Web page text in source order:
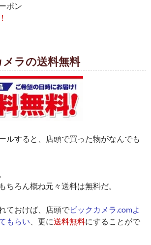
ポン
メラの送料無料
ルすると、店頭で買った物がなんでも
ちろん概ね元々送料は無料だ。
ておけば、店頭でビックカメラ.comよ
もらい 、更に送料無料にすることがで